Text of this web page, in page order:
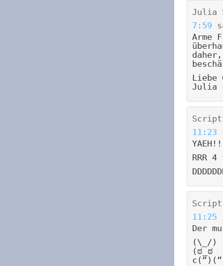
Julia
7:59
Arme
Liebe
Julia
11:23
RRR
11:25
Der
(\_/)
(ಠ_ಠ